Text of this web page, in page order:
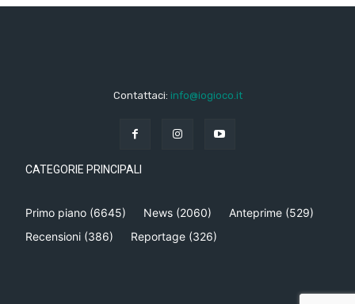
Contattaci: info@iogioco.it
CATEGORIE PRINCIPALI
Primo piano (6645) News (2060) Anteprime (529)
Recensioni (386) Reportage (326)